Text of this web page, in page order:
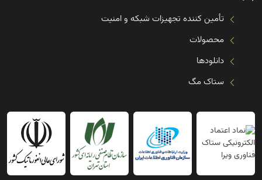
تأمین کننده تجهیزات شبکه و امنیت
محصولات
دانلودها
ستاک مگ